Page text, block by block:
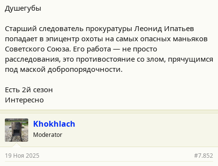
с
и
:
Душегубы
Старший следователь прокуратуры Леонид Ипатьев
попадает в эпицентр охоты на самых опасных маньяков
Советского Союза. Его работа — не просто
расследования, это противостояние со злом, прячущимся
под маской добропорядочности.
Есть 2й сезон
Интересно
Khokhlach
Moderator
19 Ноя 2025 #7.852